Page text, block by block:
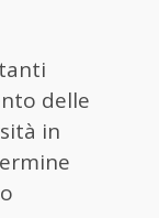
delle
in